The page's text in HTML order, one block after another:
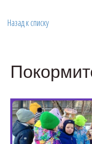
Назад к списку